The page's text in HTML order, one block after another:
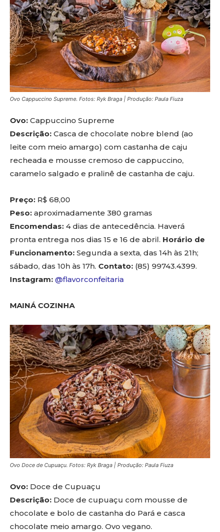
Ovo Cappuccino Supreme. Fotos: Ryk Braga | Produção: Paula Fiuza
Ovo: Cappuccino Supreme
Descrição: Casca de chocolate nobre blend (ao
leite com meio amargo) com castanha de caju
recheada e mousse cremoso de cappuccino,
caramelo salgado e pralinê de castanha de caju.
Preço: R$ 68,00
Peso: aproximadamente 380 gramas
Encomendas: 4 dias de antecedência. Haverá
pronta entrega nos dias 15 e 16 de abril. Horário de
Funcionamento: Segunda a sexta, das 14h às 21h;
sábado, das 10h às 17h. Contato: (85) 99743.4399.
Instagram: @flavorconfeitaria
MAINÁ COZINHA
Ovo Doce de Cupuaçu. Fotos: Ryk Braga | Produção: Paula Fiuza
Ovo: Doce de Cupuaçu
Descrição: Doce de cupuaçu com mousse de
chocolate e bolo de castanha do Pará e casca
chocolate meio amargo. Ovo vegano.